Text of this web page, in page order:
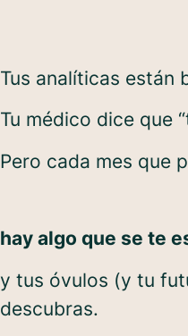
Tus analíticas están
Tu médico dice que
Pero cada mes que
hay algo que se te
y tus óvulos (y tu
descubras.